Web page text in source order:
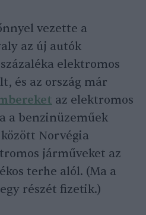
vezette a
az új autók
elektromos
és az ország már
az elektromos
a benzinüzeműek
között Norvégia
járműveket az
terhe alól. (Ma a
részét fizetik.)